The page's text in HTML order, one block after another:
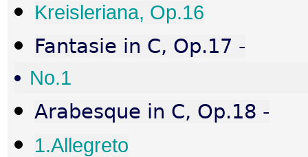
Kreisleriana, Op.16
Fantasie in C, Op.17 -
No.1
Arabesque in C, Op.18 -
1.Allegreto